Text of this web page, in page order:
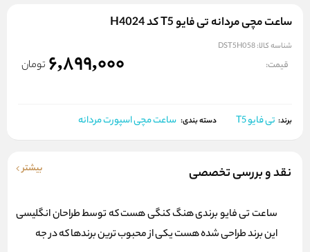
ساعت مچی مردانه تی فایو T5 کد H4024
شناسه کالا:DST5H058
قیمت: 6,899,000 تومان
برند: تی فایو T5 دسته بندی: ساعت مچی اسپورت مردانه
نقد و بررسی تخصصی بیشتر
ساعت تی فایو برندی هنگ کنگی هست که توسط طراحان انگلیسی
این برند طراحی شده هست یکی از محبوب ترین برندها که در جه